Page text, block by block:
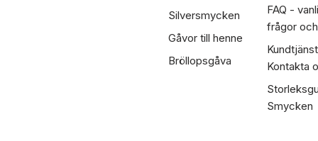
Silversmycken
Gåvor till henne
Bröllopsgåva
FAQ -
frågor
Kontakta
Smycken